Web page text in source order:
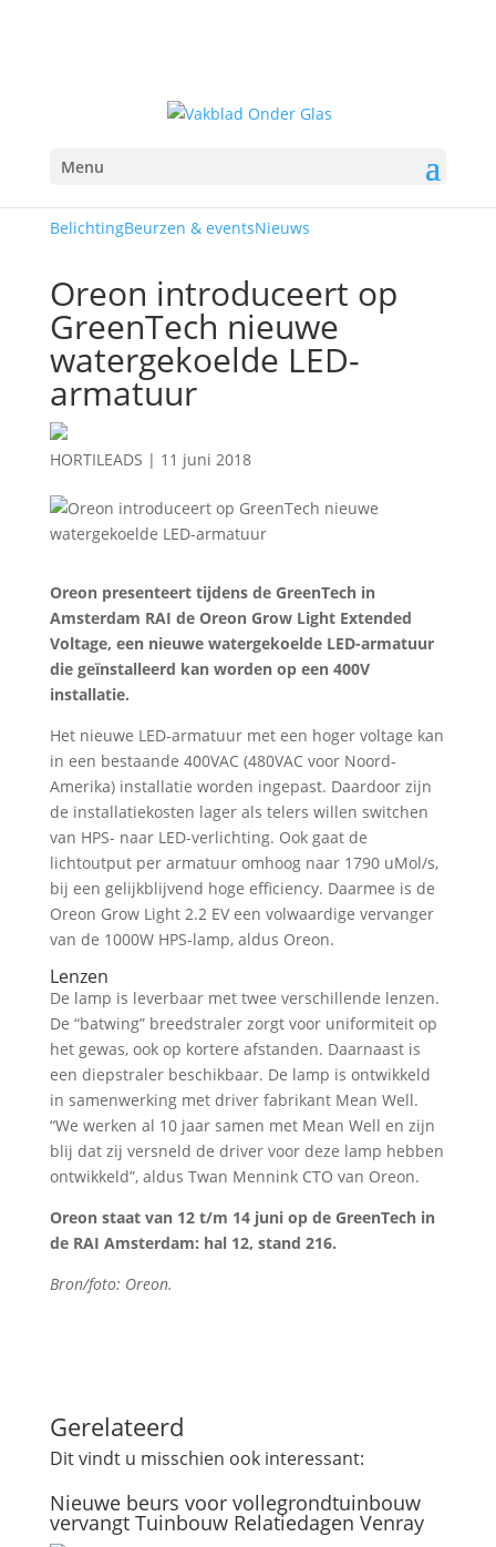
Menu
BelichtingBeurzen & eventsNieuws
Oreon introduceert op
GreenTech nieuwe
watergekoelde LED-
armatuur
HORTILEADS | 11 juni 2018
Oreon presenteert tijdens de GreenTech in
Amsterdam RAI de Oreon Grow Light Extended
Voltage, een nieuwe watergekoelde LED-armatuur
die geïnstalleerd kan worden op een 400V
installatie.
Het nieuwe LED-armatuur met een hoger voltage kan
in een bestaande 400VAC (480VAC voor Noord-
Amerika) installatie worden ingepast. Daardoor zijn
de installatiekosten lager als telers willen switchen
van HPS- naar LED-verlichting. Ook gaat de
lichtoutput per armatuur omhoog naar 1790 uMol/s,
bij een gelijkblijvend hoge efficiency. Daarmee is de
Oreon Grow Light 2.2 EV een volwaardige vervanger
van de 1000W HPS-lamp, aldus Oreon.
Lenzen
De lamp is leverbaar met twee verschillende lenzen.
De “batwing” breedstraler zorgt voor uniformiteit op
het gewas, ook op kortere afstanden. Daarnaast is
een diepstraler beschikbaar. De lamp is ontwikkeld
in samenwerking met driver fabrikant Mean Well.
“We werken al 10 jaar samen met Mean Well en zijn
blij dat zij versneld de driver voor deze lamp hebben
ontwikkeld”, aldus Twan Mennink CTO van Oreon.
Oreon staat van 12 t/m 14 juni op de GreenTech in
de RAI Amsterdam: hal 12, stand 216.
Bron/foto: Oreon.
Gerelateerd
Dit vindt u misschien ook interessant:
Nieuwe beurs voor vollegrondtuinbouw
vervangt Tuinbouw Relatiedagen Venray